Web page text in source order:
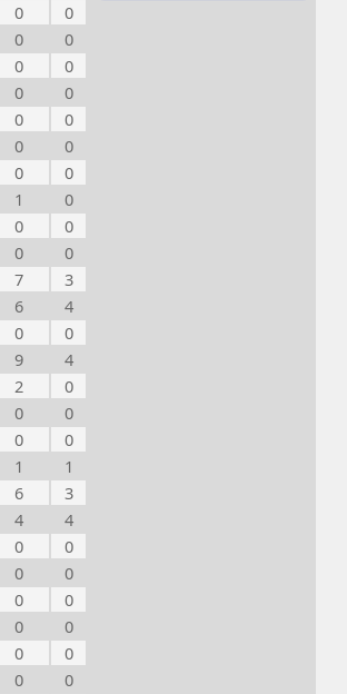
0
0
0
0
0
0
0
0
0
0
0
0
0
0
1
0
0
0
0
0
7
3
6
4
0
0
9
4
2
0
0
0
0
0
1
1
6
3
4
4
0
0
0
0
0
0
0
0
0
0
0
0